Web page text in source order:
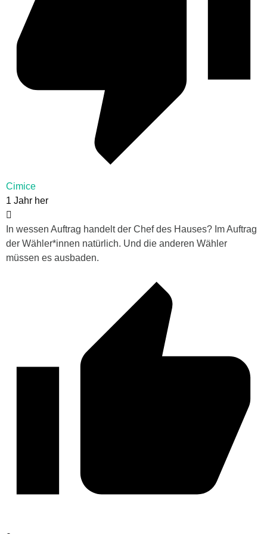
Cimice
1 Jahr her
In wessen Auftrag handelt der Chef des Hauses? Im Auftrag
der Wähler*innen natürlich. Und die anderen Wähler
müssen es ausbaden.